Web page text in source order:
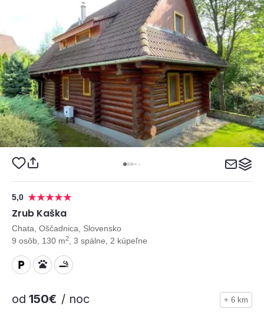
5,0
Zrub Kaška
Chata, Oščadnica, Slovensko
9 osôb, 130 m2 , 3 spálne, 2 kúpeľne
od 150€ / noc + 6 km